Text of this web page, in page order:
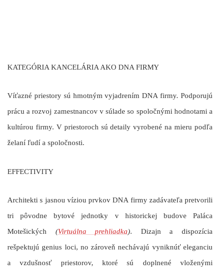
KATEGÓRIA KANCELÁRIA AKO DNA FIRMY
Víťazné priestory sú hmotným vyjadrením DNA firmy. Podporujú
prácu a rozvoj zamestnancov v súlade so spoločnými hodnotami a
kultúrou firmy. V priestoroch sú detaily vyrobené na mieru podľa
želaní ľudí a spoločnosti.
EFFECTIVITY
Architekti s jasnou víziou prvkov DNA firmy zadávateľa pretvorili
tri pôvodne bytové jednotky v historickej budove Paláca
Motešických (Virtuálna prehliadka). Dizajn a dispozícia
rešpektujú genius loci, no zároveň nechávajú vyniknúť eleganciu
a vzdušnosť priestorov, ktoré sú doplnené vloženými